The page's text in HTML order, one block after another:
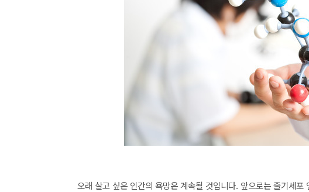
오래 살고 싶은 인간의 욕망은 계속될 것입니다. 앞으로는 줄기세